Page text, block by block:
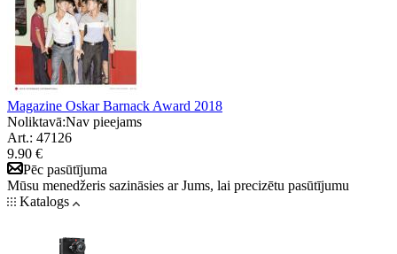
Magazine Oskar Barnack Award 2018
Noliktavā:Nav pieejams
Art.: 47126
9.90 €
Pēc pasūtījuma
Mūsu menedžeris sazināsies ar Jums, lai precizētu pasūtījumu
Katalogs